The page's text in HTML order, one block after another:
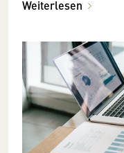
Weiterlesen